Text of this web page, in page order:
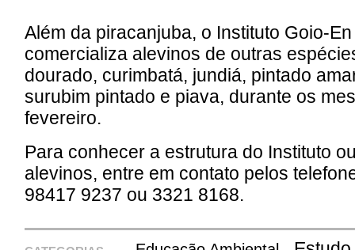
Além da piracanjuba, o Instituto Goio-
comercializa alevinos de outras
dourado, curimbatá, jundiá, pintado
surubim pintado e piava, durante os
fevereiro.
Para conhecer a estrutura do Instituto
alevinos, entre em contato pelos
98417 9237 ou 3321 8168.